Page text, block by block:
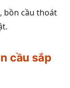
bồn cầu thoát
cầu sắp